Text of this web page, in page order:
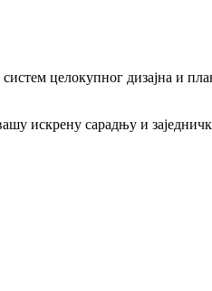
целокупног дизајна и
искрену сарадњу и